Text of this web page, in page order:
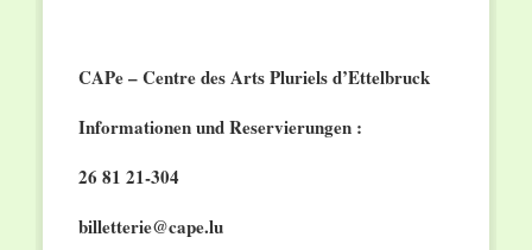
CAPe – Centre des Arts Pluriels d’Ettelbruck
Informationen und Reservierungen :
26 81 21-304
billetterie@cape.lu